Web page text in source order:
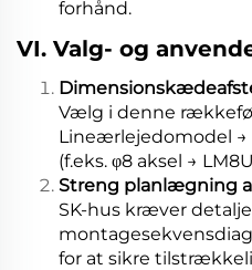
forhånd.
VI. Valg- og
Vælg i denne
Lineærlejedomodel →
(f.eks. φ8 aksel →
Streng planlægning
SK-hus kræver
for at sikre